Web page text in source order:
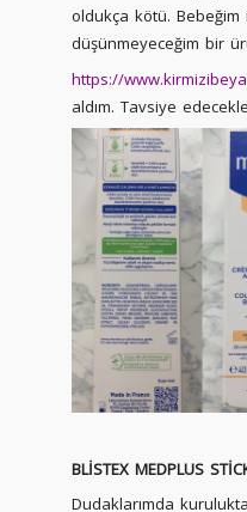
oldukça kötü. Bebeğim
düşünmeyeceğim bir
https://
aldım. Tavsiye
BLİSTEX MEDPLUS
Dudaklarımda